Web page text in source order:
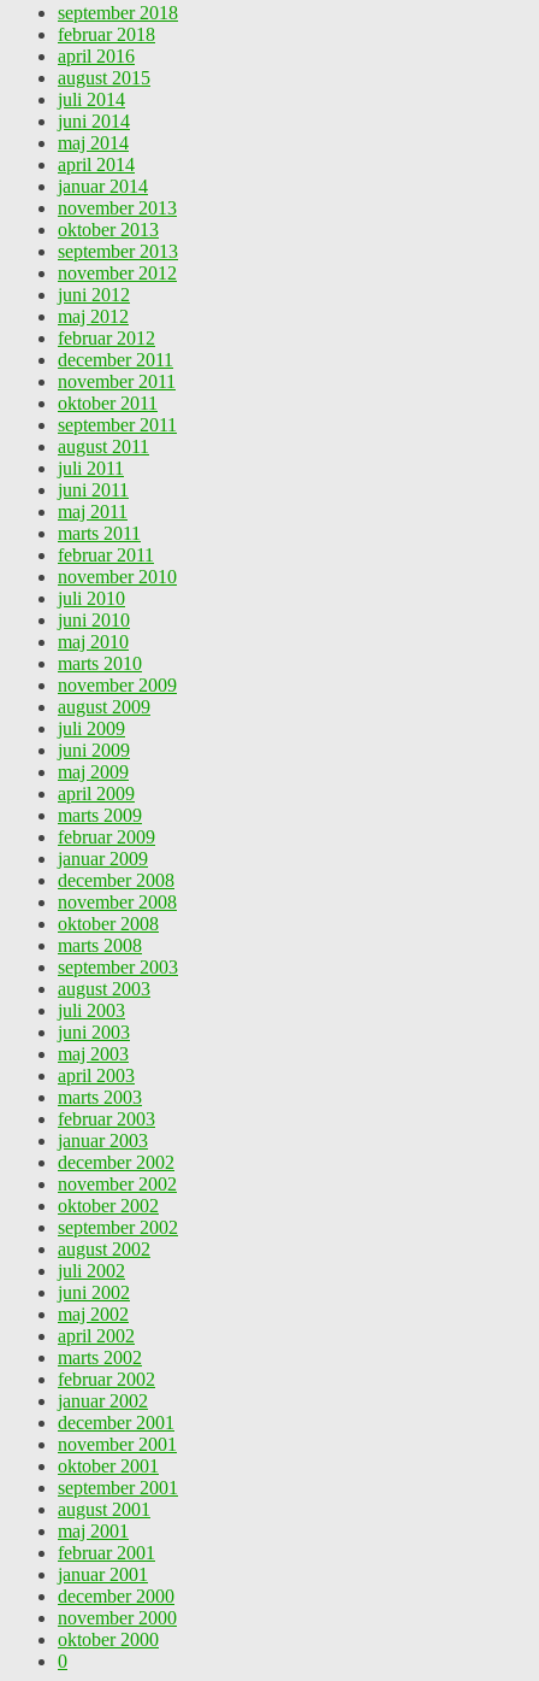
september 2018
februar 2018
april 2016
august 2015
juli 2014
juni 2014
maj 2014
april 2014
januar 2014
november 2013
oktober 2013
september 2013
november 2012
juni 2012
maj 2012
februar 2012
december 2011
november 2011
oktober 2011
september 2011
august 2011
juli 2011
juni 2011
maj 2011
marts 2011
februar 2011
november 2010
juli 2010
juni 2010
maj 2010
marts 2010
november 2009
august 2009
juli 2009
juni 2009
maj 2009
april 2009
marts 2009
februar 2009
januar 2009
december 2008
november 2008
oktober 2008
marts 2008
september 2003
august 2003
juli 2003
juni 2003
maj 2003
april 2003
marts 2003
februar 2003
januar 2003
december 2002
november 2002
oktober 2002
september 2002
august 2002
juli 2002
juni 2002
maj 2002
april 2002
marts 2002
februar 2002
januar 2002
december 2001
november 2001
oktober 2001
september 2001
august 2001
maj 2001
februar 2001
januar 2001
december 2000
november 2000
oktober 2000
0